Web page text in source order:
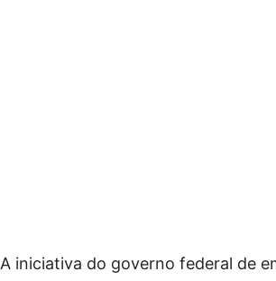
A iniciativa do governo federal de